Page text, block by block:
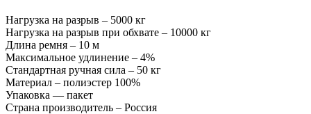
Нагрузка на разрыв – 5000 кг
Нагрузка на разрыв при обхвате – 10000 кг
Длина ремня – 10 м
Максимальное удлинение – 4%
Стандартная ручная сила – 50 кг
Материал – полиэстер 100%
Упаковка — пакет
Страна производитель – Россия